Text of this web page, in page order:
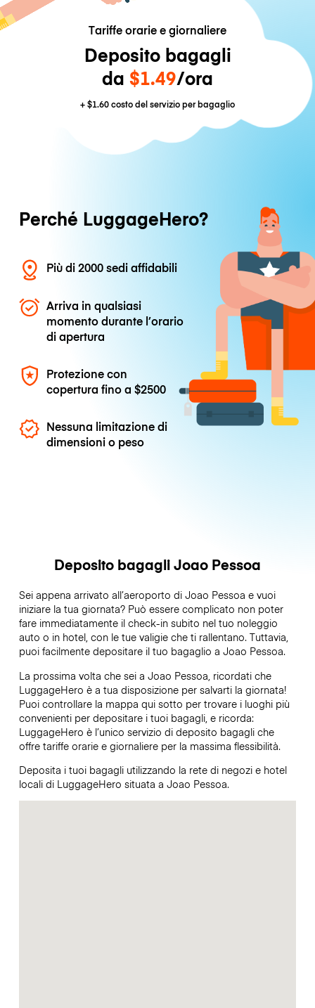
Tariffe orarie e giornaliere
Deposito bagagli
da $1.49/ora
+$1.60costo del servizio per bagaglio
Perché LuggageHero?
Più di 2000 sedi affidabili
Arriva in qualsiasi
momento durante l’orario
di apertura
Protezione con
copertura fino a$2500
Nessuna limitazione di
dimensioni o peso
Deposito bagagli Joao Pessoa
Sei appena arrivato all’aeroporto di Joao Pessoa e vuoi
iniziare la tua giornata? Può essere complicato non poter
fare immediatamente il check-in subito nel tuo noleggio
auto o in hotel, con le tue valigie che ti rallentano. Tuttavia,
puoi facilmente depositare il tuo bagaglio a Joao Pessoa.
La prossima volta che sei a Joao Pessoa, ricordati che
LuggageHero è a tua disposizione per salvarti la giornata!
Puoi controllare la mappa qui sotto per trovare i luoghi più
convenienti per depositare i tuoi bagagli, e ricorda:
LuggageHero è l’unico servizio di deposito bagagli che
offre tariffe orarie e giornaliere per la massima flessibilità.
Deposita i tuoi bagagli utilizzando la rete di negozi e hotel
locali di LuggageHero situata a Joao Pessoa.